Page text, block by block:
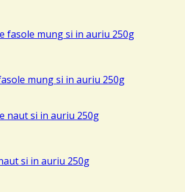
mung si in auriu 250g
si in auriu 250g